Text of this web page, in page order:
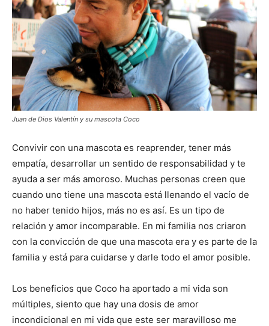
Juan de Dios Valentín y su mascota Coco
Convivir con una mascota es reaprender, tener más
empatía, desarrollar un sentido de responsabilidad y te
ayuda a ser más amoroso. Muchas personas creen que
cuando uno tiene una mascota está llenando el vacío de
no haber tenido hijos, más no es así. Es un tipo de
relación y amor incomparable. En mi familia nos criaron
con la convicción de que una mascota era y es parte de la
familia y está para cuidarse y darle todo el amor posible.
Los beneficios que Coco ha aportado a mi vida son
múltiples, siento que hay una dosis de amor
incondicional en mi vida que este ser maravilloso me